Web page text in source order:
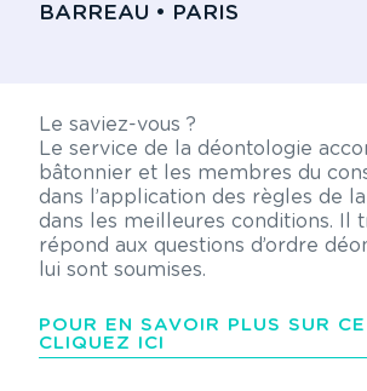
BARREAU • PARIS
Le saviez-vous ?
Le service de la déontologie
bâtonnier et les membres du
dans l’application des règles de
dans les meilleures conditions. Il
répond aux questions d’ordre
lui sont soumises.
POUR EN SAVOIR PLUS SUR
CLIQUEZ ICI